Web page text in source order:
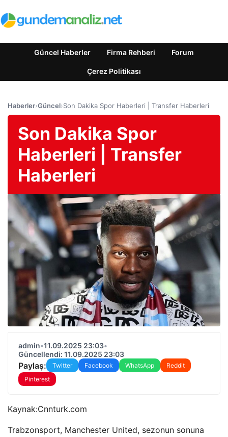
Güncel Haberler Firma Rehberi Forum
Çerez Politikası
Haberler›Güncel›Son Dakika Spor Haberleri | Transfer Haberleri
Son Dakika Spor
Haberleri | Transfer
Haberleri
admin•11.09.2025 23:03•
Güncellendi: 11.09.2025 23:03
Paylaş: Twitter Facebook WhatsApp
Reddit
Pinterest
Kaynak:Cnnturk.com
Trabzonsport, Manchester United, sezonun sonuna